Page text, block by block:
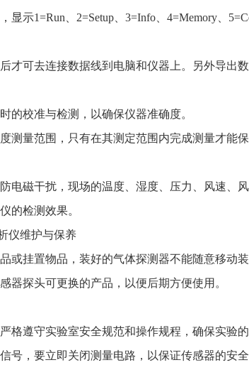
示1=Run、2=Setup、3=Info、4=Memory、
可去连接数据线到电脑和仪器上。另外导出数
校准与检测，以确保仪器准确度。
量范围，只有在其测定范围内完成测量才能保
磁干扰，现场的温度、湿度、压力、风速、
的检测效果。
维护与保养
挂置物品，装好的气体探测器不能随意移动装
探头可更换的产品，以便后期方便使用。
遵守实验室安全规范和操作规程，确保实验的
，要立即关闭测量电路，以保证传感器的安全